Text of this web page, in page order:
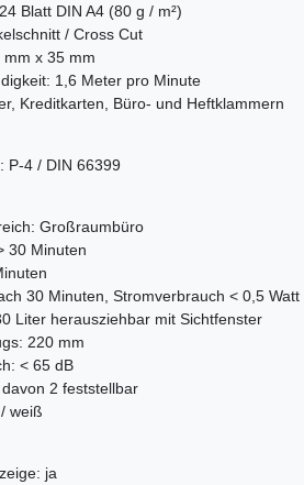
Blatt DIN A4 (80 g / m²)
/ Cross Cut
x 35 mm
1,6 Meter pro Minute
Kreditkarten, Büro- und Heftklammern
P-4 / DIN 66399
Großraumbüro
30 Minuten
30 Minuten, Stromverbrauch < 0,5 Watt
Liter herausziehbar mit Sichtfenster
220 mm
< 65 dB
2 feststellbar
weiß
ja